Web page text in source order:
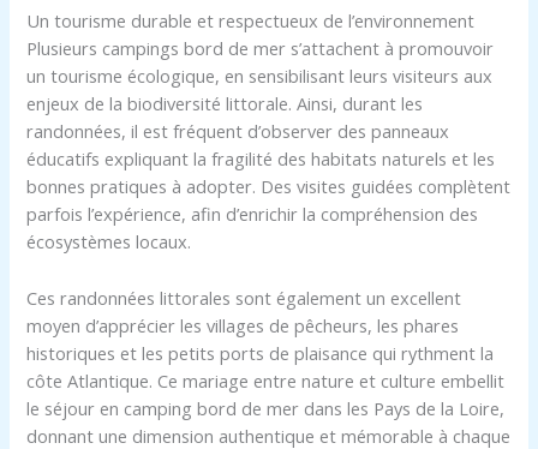
Un tourisme durable et respectueux de l’environnement
Plusieurs campings bord de mer s’attachent à promouvoir
un tourisme écologique, en sensibilisant leurs visiteurs aux
enjeux de la biodiversité littorale. Ainsi, durant les
randonnées, il est fréquent d’observer des panneaux
éducatifs expliquant la fragilité des habitats naturels et les
bonnes pratiques à adopter. Des visites guidées complètent
parfois l’expérience, afin d’enrichir la compréhension des
écosystèmes locaux.
Ces randonnées littorales sont également un excellent
moyen d’apprécier les villages de pêcheurs, les phares
historiques et les petits ports de plaisance qui rythment la
côte Atlantique. Ce mariage entre nature et culture embellit
le séjour en camping bord de mer dans les Pays de la Loire,
donnant une dimension authentique et mémorable à chaque